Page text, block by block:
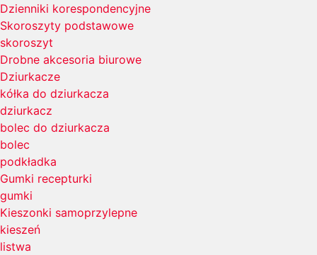
Dzienniki korespondencyjne
Skoroszyty podstawowe
skoroszyt
Drobne akcesoria biurowe
Dziurkacze
kółka do dziurkacza
dziurkacz
bolec do dziurkacza
bolec
podkładka
Gumki recepturki
gumki
Kieszonki samoprzylepne
kieszeń
listwa